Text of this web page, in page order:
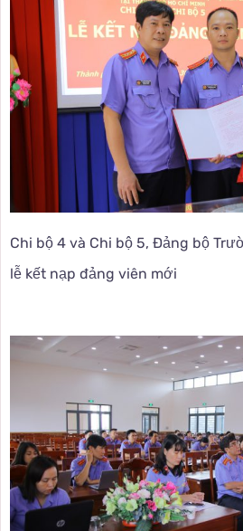
Chi bộ 4 và Chi bộ 5, Đảng bộ
lễ kết nạp đảng viên mới